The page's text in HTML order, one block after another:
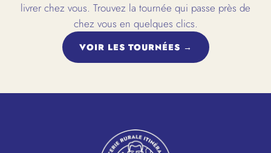
livrer chez vous. Trouvez la tournée qui passe près de
chez vous en quelques clics.
VOIR LES TOURNÉES →